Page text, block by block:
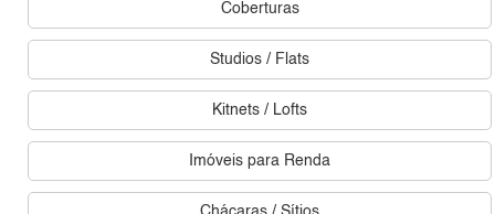
Coberturas
Studios / Flats
Kitnets / Lofts
Imóveis para Renda